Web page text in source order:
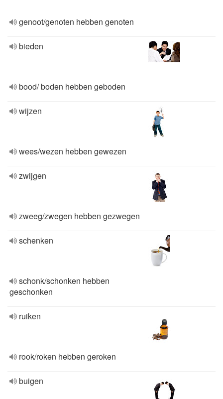
genoot/genoten hebben genoten
bieden
bood/ boden hebben geboden
wijzen
wees/wezen hebben gewezen
zwijgen
zweeg/zwegen hebben gezwegen
schenken
schonk/schonken hebben
geschonken
ruiken
rook/roken hebben geroken
buigen